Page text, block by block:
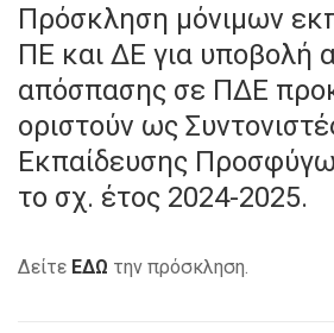
Πρόσκληση μόνιμων
ΠΕ και ΔΕ για υποβολή
απόσπασης σε ΠΔΕ
οριστούν ως
Εκπαίδευσης
το σχ. έτος 2024-2025.
Δείτε ΕΔΩ την πρόσκληση.